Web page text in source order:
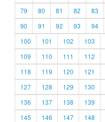
79
80 81 82 83
90
91 92 93 94
100
101 102 103
109
110 111 112
118
119 120 121
127
128 129 130
136
137 138 139
145
146 147 148